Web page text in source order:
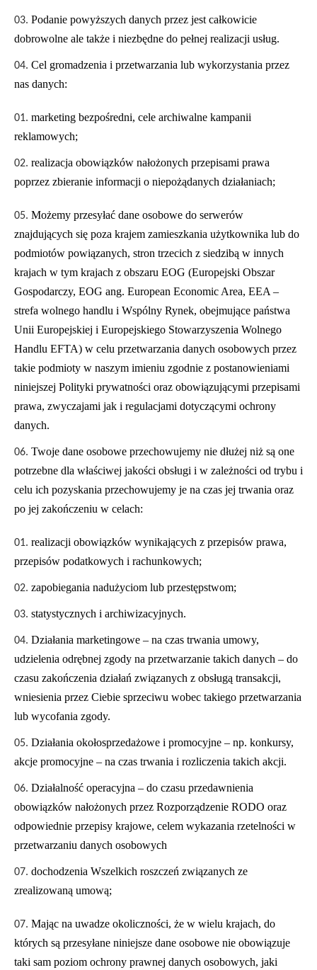
Podanie powyższych danych przez jest całkowicie
dobrowolne ale także i niezbędne do pełnej realizacji usług.
Cel gromadzenia i przetwarzania lub wykorzystania przez
nas danych:
marketing bezpośredni, cele archiwalne kampanii
reklamowych;
realizacja obowiązków nałożonych przepisami prawa
poprzez zbieranie informacji o niepożądanych działaniach;
Możemy przesyłać dane osobowe do serwerów
znajdujących się poza krajem zamieszkania użytkownika lub do
podmiotów powiązanych, stron trzecich z siedzibą w innych
krajach w tym krajach z obszaru EOG (Europejski Obszar
Gospodarczy, EOG ang. European Economic Area, EEA –
strefa wolnego handlu i Wspólny Rynek, obejmujące państwa
Unii Europejskiej i Europejskiego Stowarzyszenia Wolnego
Handlu EFTA) w celu przetwarzania danych osobowych przez
takie podmioty w naszym imieniu zgodnie z postanowieniami
niniejszej Polityki prywatności oraz obowiązującymi przepisami
prawa, zwyczajami jak i regulacjami dotyczącymi ochrony
danych.
Twoje dane osobowe przechowujemy nie dłużej niż są one
potrzebne dla właściwej jakości obsługi i w zależności od trybu i
celu ich pozyskania przechowujemy je na czas jej trwania oraz
po jej zakończeniu w celach:
realizacji obowiązków wynikających z przepisów prawa,
przepisów podatkowych i rachunkowych;
zapobiegania nadużyciom lub przestępstwom;
statystycznych i archiwizacyjnych.
Działania marketingowe – na czas trwania umowy,
udzielenia odrębnej zgody na przetwarzanie takich danych – do
czasu zakończenia działań związanych z obsługą transakcji,
wniesienia przez Ciebie sprzeciwu wobec takiego przetwarzania
lub wycofania zgody.
Działania okołosprzedażowe i promocyjne – np. konkursy,
akcje promocyjne – na czas trwania i rozliczenia takich akcji.
Działalność operacyjna – do czasu przedawnienia
obowiązków nałożonych przez Rozporządzenie RODO oraz
odpowiednie przepisy krajowe, celem wykazania rzetelności w
przetwarzaniu danych osobowych
dochodzenia Wszelkich roszczeń związanych ze
zrealizowaną umową;
Mając na uwadze okoliczności, że w wielu krajach, do
których są przesyłane niniejsze dane osobowe nie obowiązuje
taki sam poziom ochrony prawnej danych osobowych, jaki